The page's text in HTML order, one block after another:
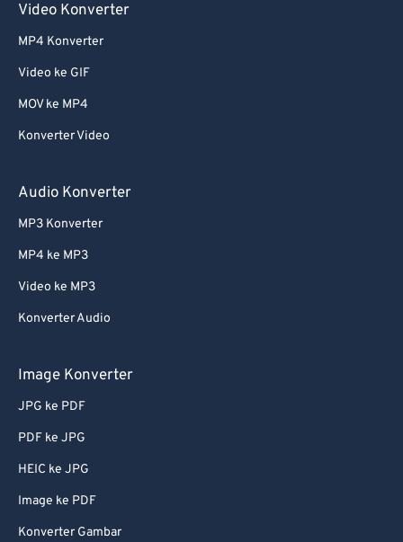
Video Konverter
MP4 Konverter
Video ke GIF
MOV ke MP4
Konverter Video
Audio Konverter
MP3 Konverter
MP4 ke MP3
Video ke MP3
Konverter Audio
Image Konverter
JPG ke PDF
PDF ke JPG
HEIC ke JPG
Image ke PDF
Konverter Gambar